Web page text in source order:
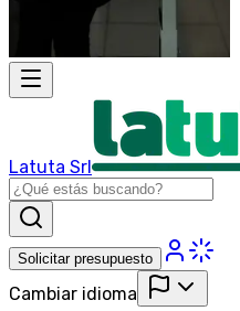
Latuta Srl
Solicitar presupuesto
Cambiar idioma